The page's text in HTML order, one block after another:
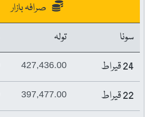
صرافہ بازار
سونا
تولہ
24 قیراط
427,436.00
22 قیراط 397,477.00